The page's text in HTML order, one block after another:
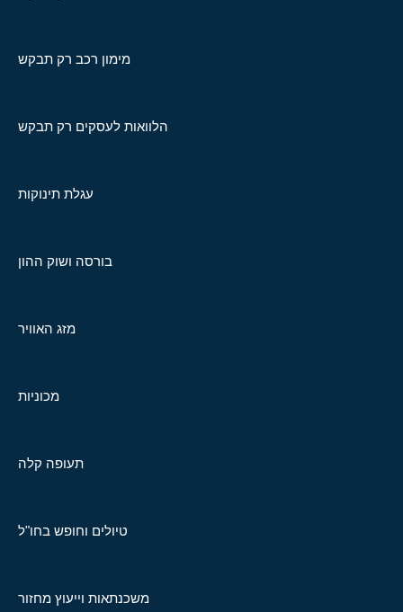
מימון רכב רק תבקש
הלוואות לעסקים רק תבקש
עגלת תינוקות
בורסה ושוק ההון
מזג האוויר
מכוניות
תעופה קלה
טיולים וחופש בחו"ל
משכנתאות וייעוץ מחזור